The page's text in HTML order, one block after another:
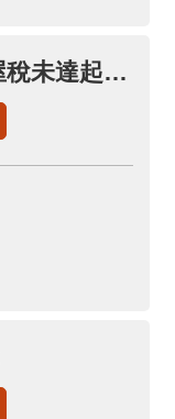
房屋稅其他案件(申請房屋稅未達起徵點免稅證明)